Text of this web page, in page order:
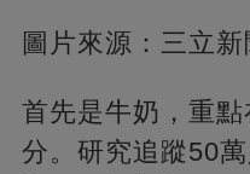
圖片來源：三立新
首先是牛奶，重
分。研究追蹤50